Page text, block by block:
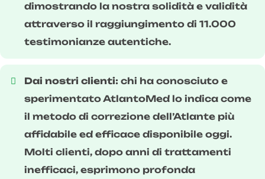
dimostrando la nostra solidità e validità
attraverso il raggiungimento di 11.000
testimonianze autentiche.
Dai nostri clienti: chi ha conosciuto e
sperimentato AtlantoMed lo indica come
il metodo di correzione dell’Atlante più
affidabile ed efficace disponibile oggi.
Molti clienti, dopo anni di trattamenti
inefficaci, esprimono profonda